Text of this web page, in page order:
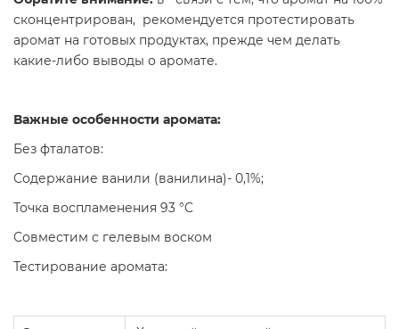
сконцентрирован, рекомендуется протестировать
аромат на готовых продуктах, прежде чем делать
какие-либо выводы о аромате.
Важные особенности аромата:
Без фталатов:
Содержание ванили (ванилина)- 0,1%;
Точка воспламенения 93 °C
Совместим с гелевым воском
Тестирование аромата: